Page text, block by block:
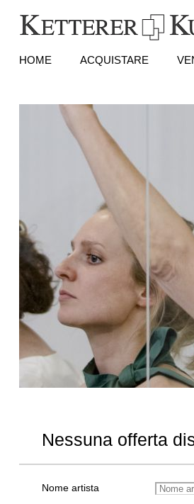
HOME ACQUISTARE
Nessuna offerta
Nome artista